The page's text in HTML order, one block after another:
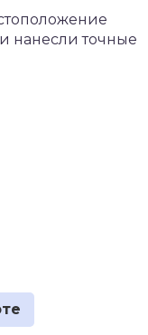
нанесли точные